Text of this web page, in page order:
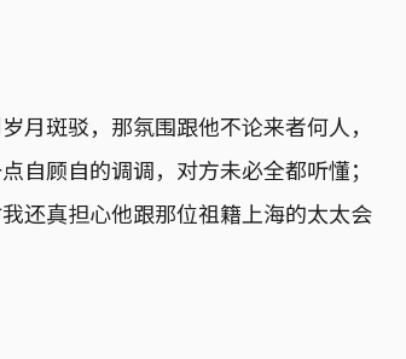
月斑驳，那氛围跟他不论来者何人，
自顾自的调调，对方未必全都听懂；
还真担心他跟那位祖籍上海的太太会